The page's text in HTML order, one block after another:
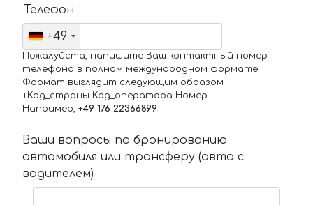
Телефон
+49
Пожалуйста, напишите Ваш контактный номер
телефона в полном международном формате.
Формат выглядит следующим образом:
+Код_страны Код_оператора Номер
Например, +49 176 22366899
Ваши вопросы по бронированию
автомобиля или трансферу (авто с
водителем)